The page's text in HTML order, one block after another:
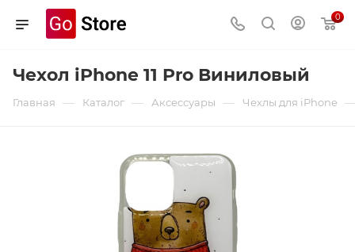
0
Чехол iPhone 11 Pro Виниловый
Главная — Каталог — Аксессуары — Чехлы для iPhone